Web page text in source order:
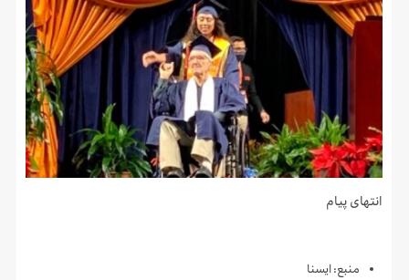
انتهای پیام
منبع: ايسنا